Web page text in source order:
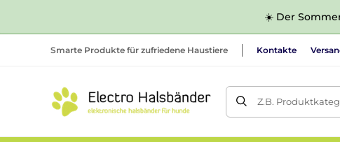
☀️ Der
Smarte Produkte für zufriedene Haustiere Kontakte
Z.B.